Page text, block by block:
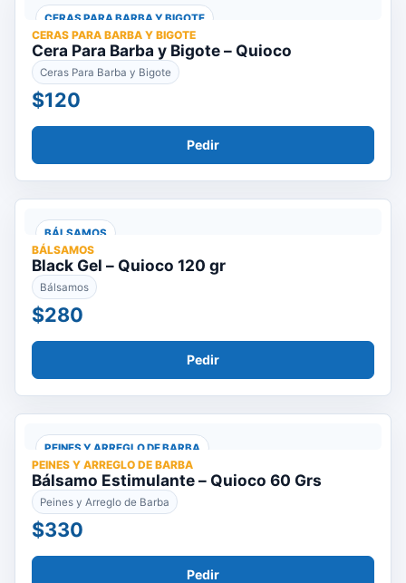
CERAS PARA BARBA Y BIGOTE
CERAS PARA BARBA Y BIGOTE
Cera Para Barba y Bigote – Quioco
Ceras Para Barba y Bigote
$120
Pedir
BÁLSAMOS
BÁLSAMOS
Black Gel – Quioco 120 gr
Bálsamos
$280
Pedir
PEINES Y ARREGLO DE BARBA
PEINES Y ARREGLO DE BARBA
Bálsamo Estimulante – Quioco 60 Grs
Peines y Arreglo de Barba
$330
Pedir